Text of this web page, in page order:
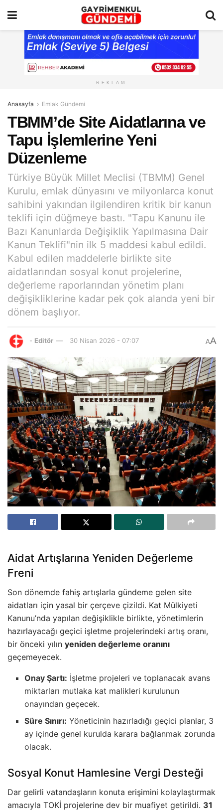
REKLAM
Anasayfa Emlak Gündemi
TBMM’de Site Aidatlarına ve
Tapu İşlemlerine Yeni
Düzenleme
Türkiye Büyük Millet Meclisi (TBMM) Genel
Kurulu, emlak dünyasını ve milyonlarca konut
sahibini yakından ilgilendiren kritik bir kanun
teklifi için düğmeye bastı. "Tapu Kanunu ile
Bazı Kanunlarda Değişiklik Yapılmasına Dair
Kanun Teklifi"nin ilk 5 maddesi kabul edildi.
Kabul edilen maddelerle birlikte site
aidatlarından sosyal konut projelerine,
değerleme raporlarından yönetim planı
değişikliklerine kadar pek çok alanda yeni bir
dönem başlıyor.
- Editör 30 Nisan 2026 - 07:07 AA
Aidat Artışlarına Yeniden Değerleme
Freni
Son dönemde fahiş artışlarla gündeme gelen site
aidatları için yasal bir çerçeve çizildi. Kat Mülkiyeti
Kanunu’nda yapılan değişiklikle birlikte, yönetimlerin
hazırlayacağı geçici işletme projelerindeki artış oranı,
bir önceki yılın yeniden değerleme oranını
geçemeyecek.
Onay Şartı: İşletme projeleri ve toplanacak avans
miktarları mutlaka kat malikleri kurulunun
onayından geçecek.
Süre Sınırı: Yöneticinin hazırladığı geçici planlar, 3
ay içinde genel kurulda karara bağlanmak zorunda
olacak.
Sosyal Konut Hamlesine Vergi Desteği
Dar gelirli vatandaşların konuta erişimini kolaylaştırmak
amacıyla TOKİ projelerine dev bir muafiyet getirildi. 31